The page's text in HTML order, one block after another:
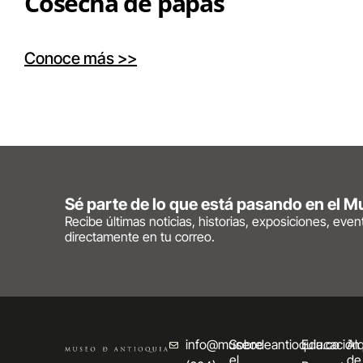
Conoce más >>
Sé parte de lo que está pasando en el
Recibe últimas noticias, historias, exposiciones,
directamente en tu correo.
info@museodeantioquia.co
Sobre
Educación